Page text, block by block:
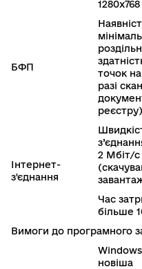
1280х768
БФП
точок
разі
реєстру)
Інтернет-
з'єднання
2 Мбіт/с
Час
більше
Вимоги до програмного
новіша